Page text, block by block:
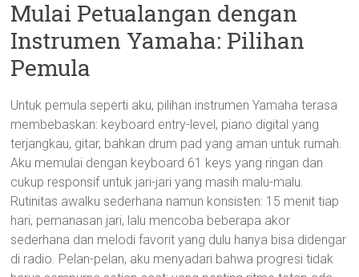
Mulai Petualangan dengan
Instrumen Yamaha: Pilihan
Pemula
Untuk pemula seperti aku, pilihan instrumen Yamaha terasa
membebaskan: keyboard entry-level, piano digital yang
terjangkau, gitar, bahkan drum pad yang aman untuk rumah.
Aku memulai dengan keyboard 61 keys yang ringan dan
cukup responsif untuk jari-jari yang masih malu-malu.
Rutinitas awalku sederhana namun konsisten: 15 menit tiap
hari, pemanasan jari, lalu mencoba beberapa akor
sederhana dan melodi favorit yang dulu hanya bisa didengar
di radio. Pelan-pelan, aku menyadari bahwa progresi tidak